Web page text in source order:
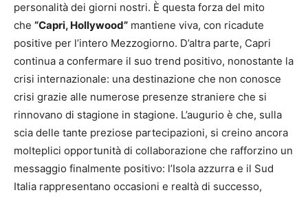
personalità dei giorni nostri. È questa forza del mito
che “Capri, Hollywood” mantiene viva, con ricadute
positive per l’intero Mezzogiorno. D’altra parte, Capri
continua a confermare il suo trend positivo, nonostante la
crisi internazionale: una destinazione che non conosce
crisi grazie alle numerose presenze straniere che si
rinnovano di stagione in stagione. L’augurio è che, sulla
scia delle tante preziose partecipazioni, si creino ancora
molteplici opportunità di collaborazione che rafforzino un
messaggio finalmente positivo: l’Isola azzurra e il Sud
Italia rappresentano occasioni e realtà di successo,